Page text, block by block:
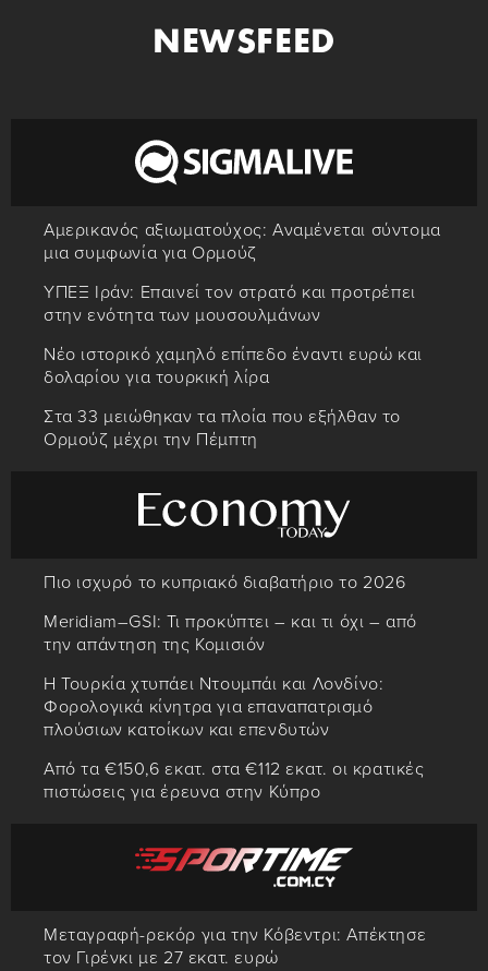
NEWSFEED
Αμερικανός αξιωματούχος: Αναμένεται σύντομα
μια συμφωνία για Ορμούζ
ΥΠΕΞ Ιράν: Επαινεί τον στρατό και προτρέπει
στην ενότητα των μουσουλμάνων
Νέο ιστορικό χαμηλό επίπεδο έναντι ευρώ και
δολαρίου για τουρκική λίρα
Στα 33 μειώθηκαν τα πλοία που εξήλθαν το
Ορμούζ μέχρι την Πέμπτη
Πιο ισχυρό το κυπριακό διαβατήριο το 2026
Meridiam–GSI: Τι προκύπτει – και τι όχι – από
την απάντηση της Κομισιόν
Η Τουρκία χτυπάει Ντουμπάι και Λονδίνο:
Φορολογικά κίνητρα για επαναπατρισμό
πλούσιων κατοίκων και επενδυτών
Από τα €150,6 εκατ. στα €112 εκατ. οι κρατικές
πιστώσεις για έρευνα στην Κύπρο
Μεταγραφή-ρεκόρ για την Κόβεντρι: Απέκτησε
τον Γιρένκι με 27 εκατ. ευρώ